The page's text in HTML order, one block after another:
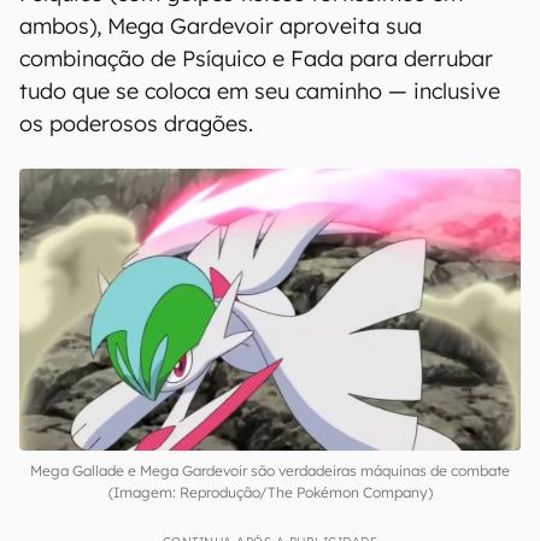
ambos), Mega Gardevoir aproveita sua
combinação de Psíquico e Fada para derrubar
tudo que se coloca em seu caminho — inclusive
os poderosos dragões.
Mega Gallade e Mega Gardevoir são verdadeiras máquinas de combate
(Imagem: Reprodução/The Pokémon Company)